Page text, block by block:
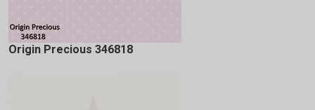
Origin Precious 346818